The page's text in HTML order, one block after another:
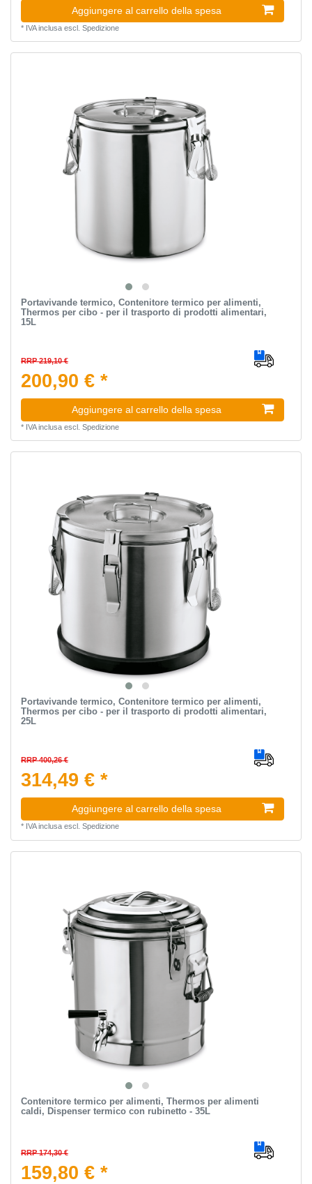
Aggiungere al carrello della spesa
* IVA inclusaescl. Spedizione
Portavivande termico, Contenitore termico per alimenti,
Thermos per cibo - per il trasporto di prodotti alimentari,
15L
RRP 219,10 €
200,90 € *
Aggiungere al carrello della spesa
* IVA inclusaescl. Spedizione
Portavivande termico, Contenitore termico per alimenti,
Thermos per cibo - per il trasporto di prodotti alimentari,
25L
RRP 400,26 €
314,49 € *
Aggiungere al carrello della spesa
* IVA inclusaescl. Spedizione
Contenitore termico per alimenti, Thermos per alimenti
caldi, Dispenser termico con rubinetto - 35L
RRP 174,30 €
159,80 € *